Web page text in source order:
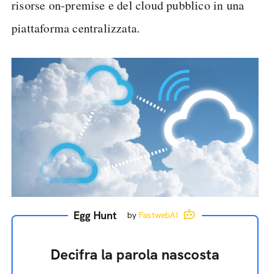
risorse on-premise e del cloud pubblico in una
piattaforma centralizzata.
Egg Hunt by FastwebAI
Decifra la parola nascosta